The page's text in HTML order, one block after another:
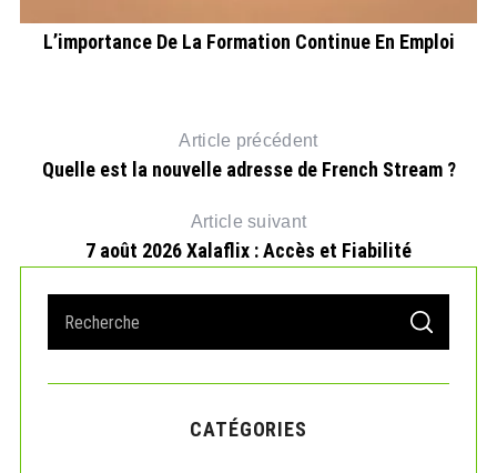
L’importance De La Formation Continue En Emploi
Article précédent
Quelle est la nouvelle adresse de French Stream ?
Article suivant
7 août 2026 Xalaflix : Accès et Fiabilité
a
r
S
A
C
CATÉGORIES